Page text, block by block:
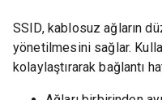
SSID, kablosuz ağların
yönetilmesini sağlar.
kolaylaştırarak bağlantı